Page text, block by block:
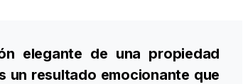
elegante de una propiedad
un resultado emocionante que